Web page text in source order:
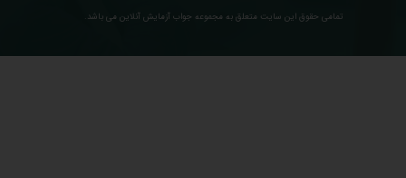
تمامی حقوق این سایت متعلق به مجموعه ​جواب آزمایش آنلاین می باشد.